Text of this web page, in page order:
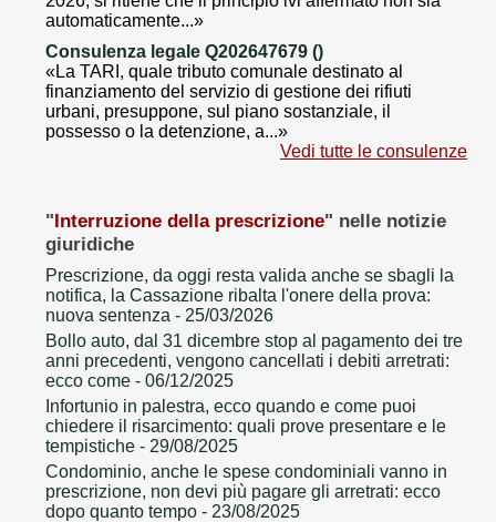
automaticamente...»
Consulenza legale Q202647679 ()
«La TARI, quale tributo comunale destinato al
finanziamento del servizio di gestione dei rifiuti
urbani, presuppone, sul piano sostanziale, il
possesso o la detenzione, a...»
Vedi tutte le consulenze
"Interruzione della prescrizione" nelle notizie
giuridiche
Prescrizione, da oggi resta valida anche se sbagli la
notifica, la Cassazione ribalta l'onere della prova:
nuova sentenza - 25/03/2026
Bollo auto, dal 31 dicembre stop al pagamento dei tre
anni precedenti, vengono cancellati i debiti arretrati:
ecco come - 06/12/2025
Infortunio in palestra, ecco quando e come puoi
chiedere il risarcimento: quali prove presentare e le
tempistiche - 29/08/2025
Condominio, anche le spese condominiali vanno in
prescrizione, non devi più pagare gli arretrati: ecco
dopo quanto tempo - 23/08/2025